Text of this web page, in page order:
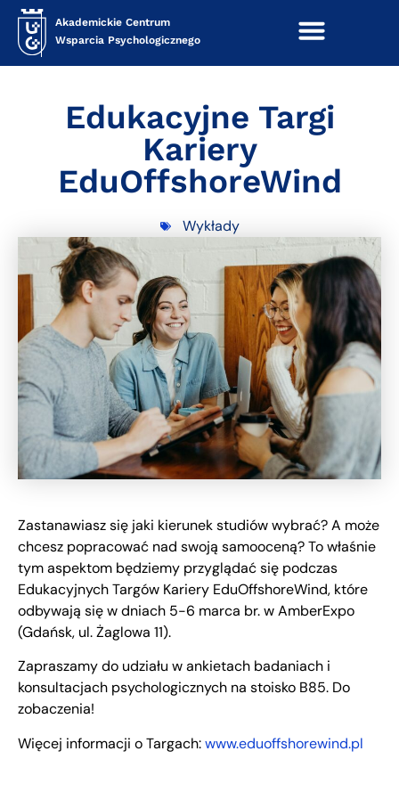
Akademickie Centrum
Wsparcia Psychologicznego
Edukacyjne Targi
Kariery
EduOffshoreWind
Wykłady
Zastanawiasz się jaki kierunek studiów wybrać? A może
chcesz popracować nad swoją samooceną? To właśnie
tym aspektom będziemy przyglądać się podczas
Edukacyjnych Targów Kariery EduOffshoreWind, które
odbywają się w dniach 5-6 marca br. w AmberExpo
(Gdańsk, ul. Żaglowa 11).
Zapraszamy do udziału w ankietach badaniach i
konsultacjach psychologicznych na stoisko B85. Do
zobaczenia!
Więcej informacji o Targach:www.eduoffshorewind.pl